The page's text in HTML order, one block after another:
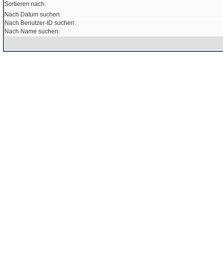
Sortieren nach:
Nach Datum suchen:
Nach Benutzer-ID suchen:
Nach Name suchen: